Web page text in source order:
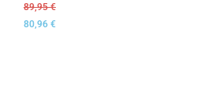
89,95€
80,96 €